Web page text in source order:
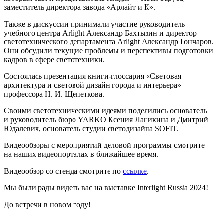
заместитель директора завода «Арлайт и К».
Также в дискуссии принимали участие руководитель
учебного центра Arlight Александр Бахтызин и директор
светотехнического департамента Arlight Александр Гончаров.
Они обсудили текущие проблемы и перспективы подготовки
кадров в сфере светотехники.
Состоялась презентация книги-глоссария «Световая
архитектура и световой дизайн города и интерьера»
профессора Н. И. Щепеткова.
Своими светотехническими идеями поделились основатель
и руководитель бюро YARKO Ксения Ланикина и Дмитрий
Юдалевич, основатель студии светодизайна SOFIT.
Видеообзоры с мероприятий деловой программы смотрите
на наших видеопорталах в ближайшее время.
Видеообзор со стенда смотрите по ссылке.
Мы были рады видеть вас на выставке Interlight Russia 2024!
До встречи в новом году!